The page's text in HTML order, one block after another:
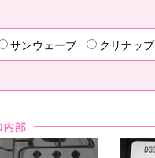
サンウェーブ クリナップ